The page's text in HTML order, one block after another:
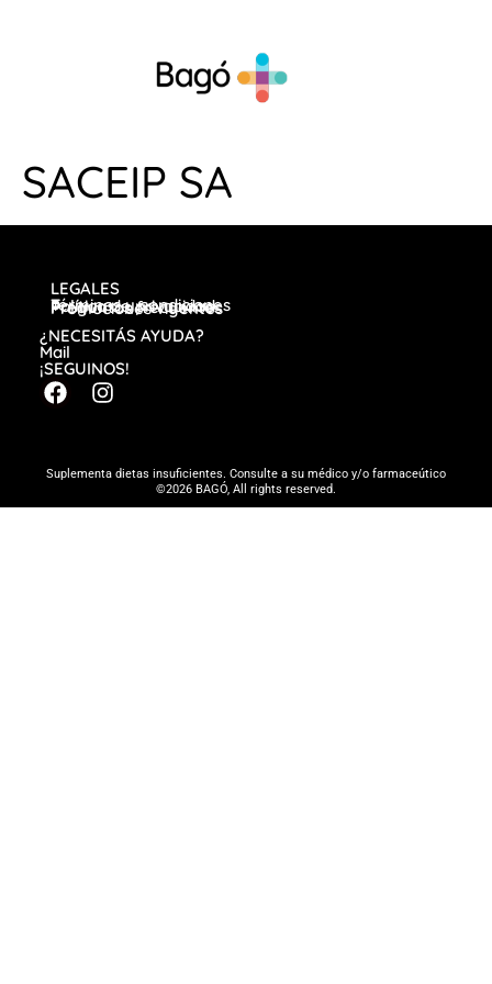
SACEIP SA
LEGALES
Términos y condiciones
Política de privacidad
Preguntas frecuentes
Promociones vigentes
¿NECESITÁS AYUDA?
Mail
¡SEGUINOS!
Suplementa dietas insuficientes. Consulte a su médico y/o farmaceútico
©2026 BAGÓ, All rights reserved.